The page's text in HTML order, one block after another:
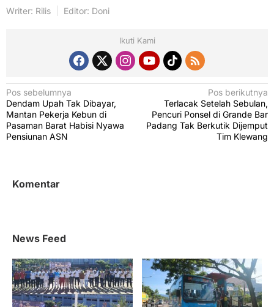
Writer: Rilis Editor: Doni
Ikuti Kami
N
a
v
a
p
s
Pos sebelumnya
Dendam Upah Tak Dibayar,
Mantan Pekerja Kebun di
Pasaman Barat Habisi Nyawa
Pensiunan ASN
Pos berikutnya
Terlacak Setelah Sebulan,
Pencuri Ponsel di Grande Bar
Padang Tak Berkutik Dijemput
Tim Klewang
Komentar
News Feed